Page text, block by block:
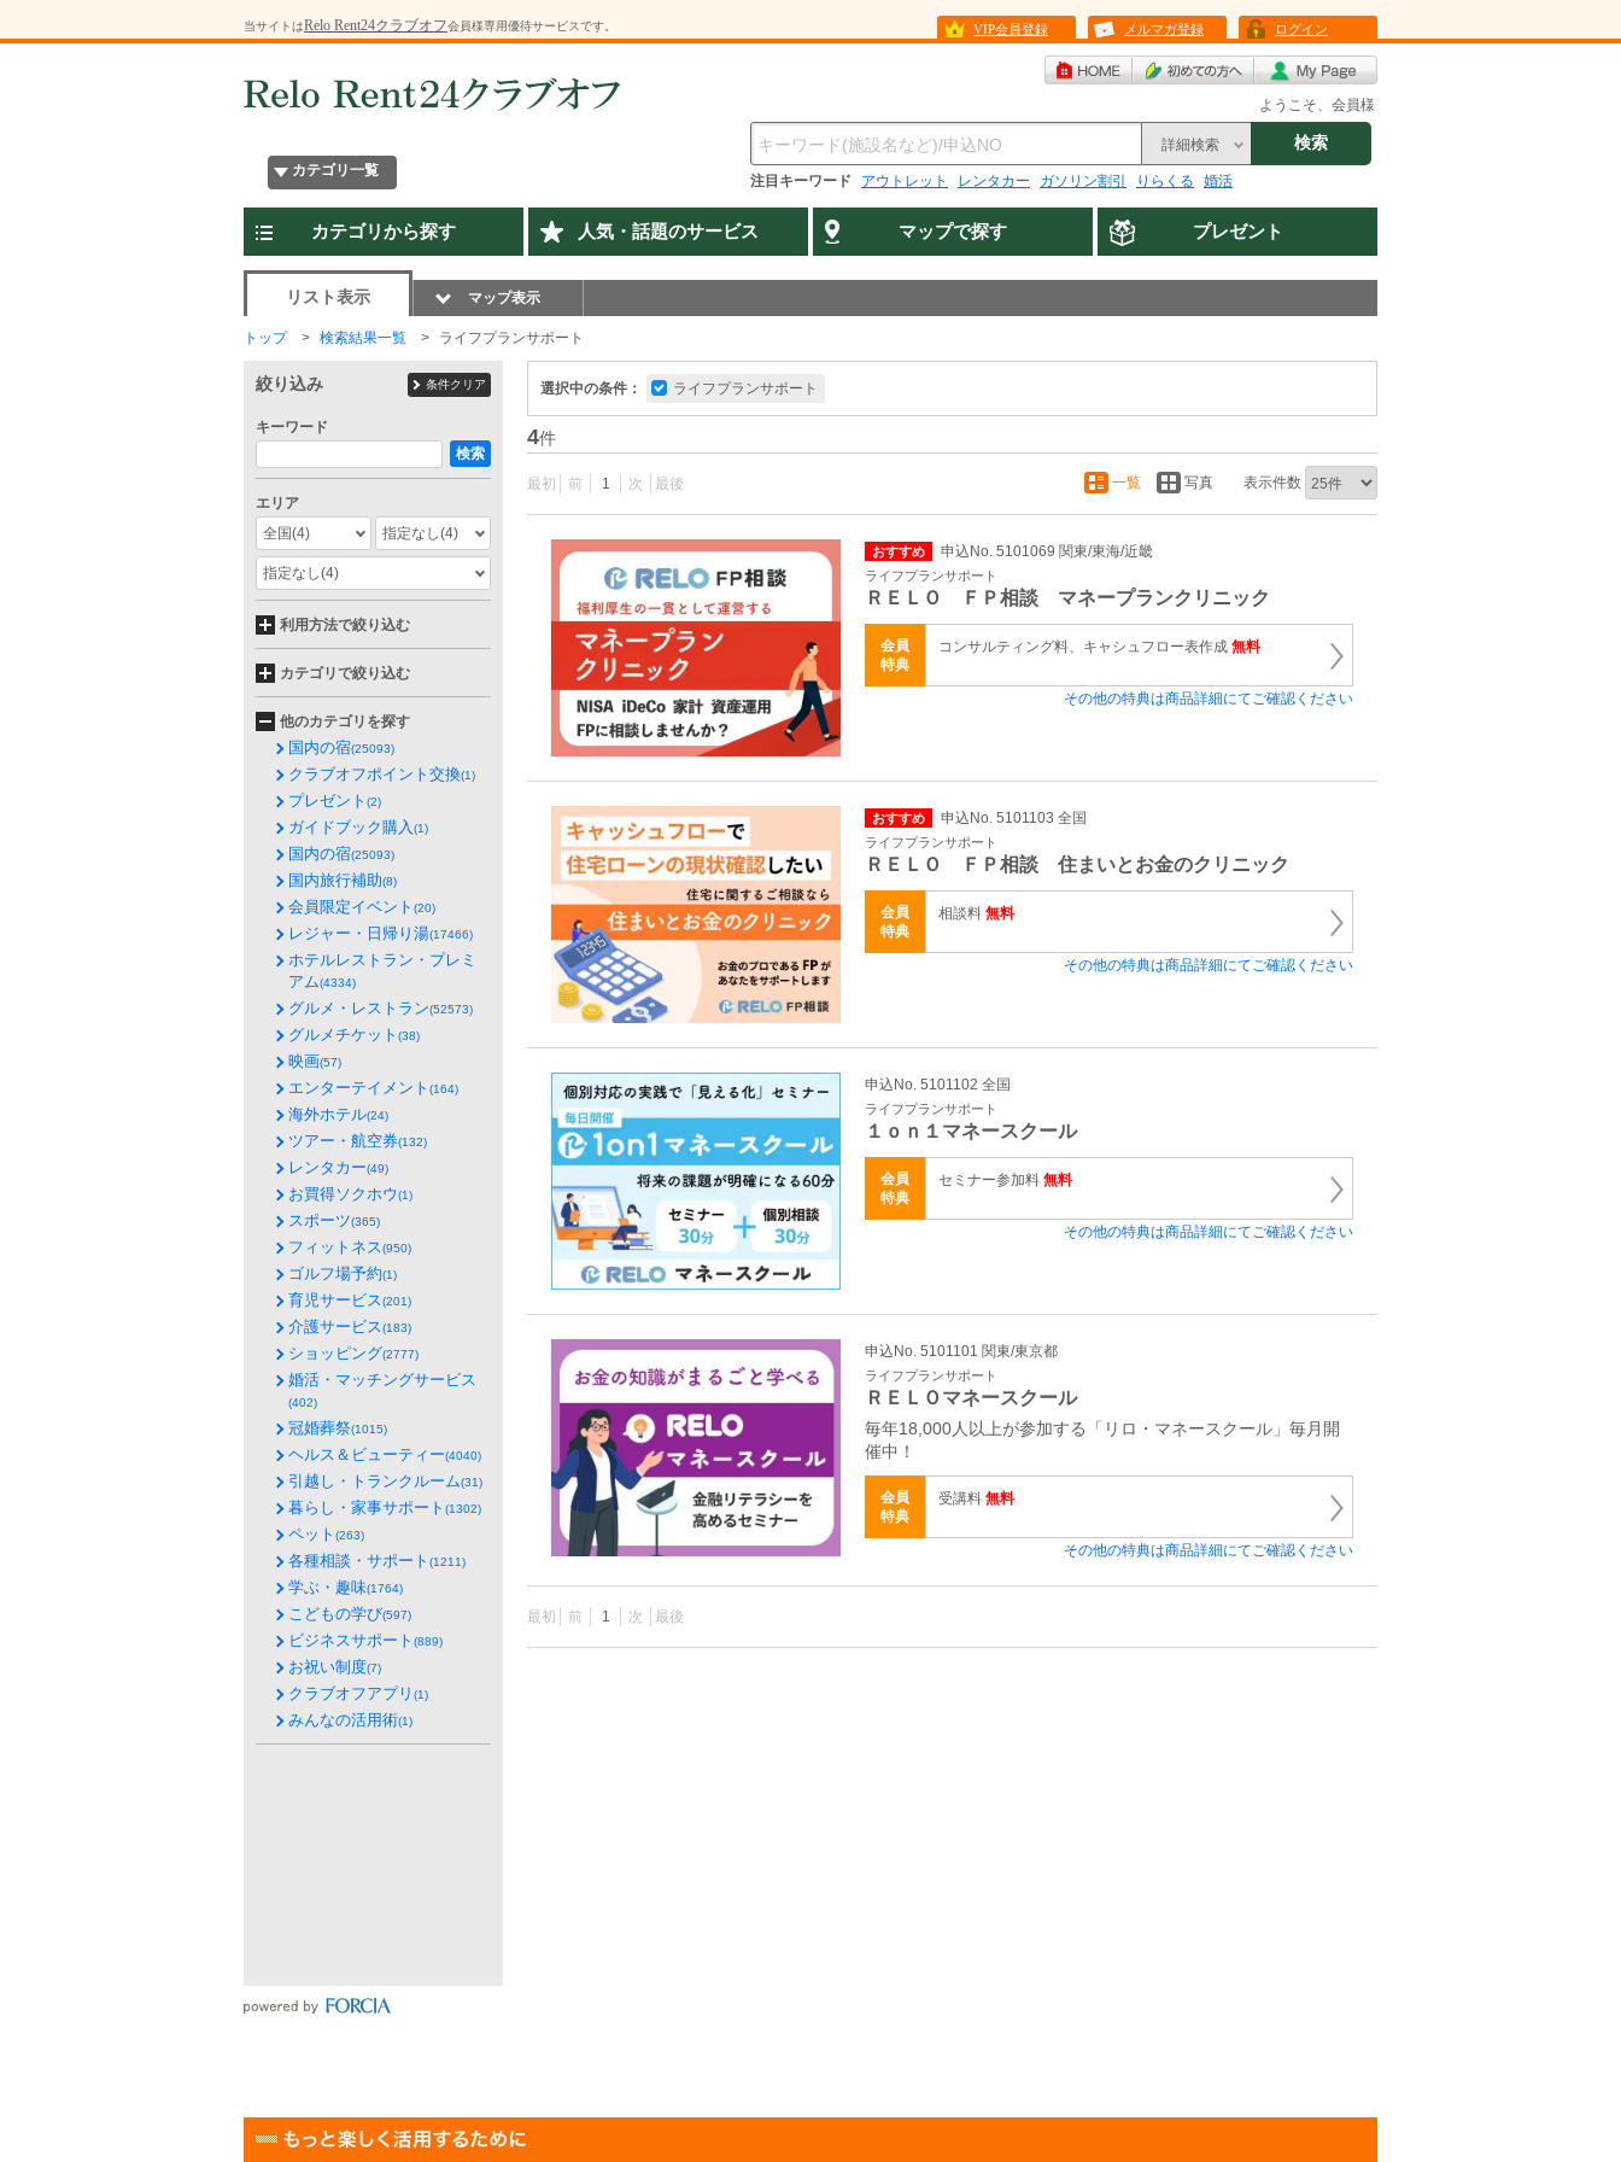
当サイトはRelo Rent24クラブオフ会員様専用優待サービスです。 VIP会員登録 メルマガ登録 ログイン
ようこそ、会員様
カテゴリ一覧
詳細検索 検索
注目キーワード アウトレット レンタカー ガソリン割引 りらくる 婚活
カテゴリから探す 人気・話題のサービス マップで探す プレゼント
リスト表示 マップ表示
トップ 検索結果一覧 ライフプランサポート
選択中の条件： ライフプランサポート
4件
最初 前 1 次 最後 一覧 写真 表示件数
おすすめ 申込No. 5101069 関東/東海/近畿
ライフプランサポート
ＲＥＬＯ ＦＰ相談 マネープランクリニック
会員
特典
コンサルティング料、キャシュフロー表作成 無料
その他の特典は商品詳細にてご確認ください
おすすめ 申込No. 5101103 全国
ライフプランサポート
ＲＥＬＯ ＦＰ相談 住まいとお金のクリニック
会員
特典
相談料 無料
その他の特典は商品詳細にてご確認ください
申込No. 5101102 全国
ライフプランサポート
１ｏｎ１マネースクール
会員
特典
セミナー参加料 無料
その他の特典は商品詳細にてご確認ください
申込No. 5101101 関東/東京都
ライフプランサポート
ＲＥＬＯマネースクール
毎年18,000人以上が参加する「リロ・マネースクール」毎月開
催中！
会員
特典
受講料 無料
その他の特典は商品詳細にてご確認ください
最初 前 1 次 最後
絞り込み 条件クリア
キーワード
検索
エリア
全国(4) 指定なし(4)
指定なし(4)
利用方法で絞り込む
カテゴリで絞り込む
他のカテゴリを探す
国内の宿(25093)
クラブオフポイント交換(1)
プレゼント (2)
ガイドブック購入(1)
国内の宿(25093)
国内旅行補助(8)
会員限定イベント (20)
レジャー・日帰り湯(17466)
ホテルレストラン・プレミ
アム(4334)
グルメ・レストラン(52573)
グルメチケット (38)
映画(57)
エンターテイメント (164)
海外ホテル(24)
ツアー・航空券(132)
レンタカー(49)
お買得ソクホウ(1)
スポーツ(365)
フィットネス(950)
ゴルフ場予約(1)
育児サービス(201)
介護サービス(183)
ショッピング(2777)
婚活・マッチングサービス
(402)
冠婚葬祭(1015)
ヘルス＆ビューティー(4040)
引越し・トランクルーム(31)
暮らし・家事サポート (1302)
ペット (263)
各種相談・サポート (1211)
学ぶ・趣味(1764)
こどもの学び(597)
ビジネスサポート (889)
お祝い制度(7)
クラブオフアプリ (1)
みんなの活用術(1)